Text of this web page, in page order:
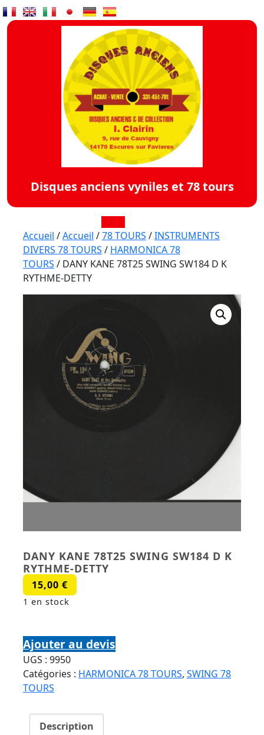
Skip
to
Disques anciens vyniles et 78 tours
Open
Button
Accueil /Accueil /78 TOURS /INSTRUMENTS
DIVERS 78 TOURS / HARMONICA 78
TOURS / DANY KANE 78T25 SWING SW184 D K
RYTHME-DETTY
DANY KANE 78T25 SWING SW184 D K
RYTHME-DETTY
15,00 €
1 en stock
RYTHME-DETTY
Ajouter au devis
UGS : 9950
Catégories : HARMONICA 78 TOURS, SWING 78
TOURS
Description